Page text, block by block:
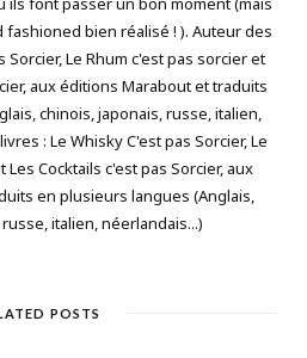
fashioned bien réalisé ! ). Auteur des
Sorcier, Le Rhum c'est pas sorcier et
aux éditions Marabout et traduits
chinois, japonais, russe, italien,
: Le Whisky C'est pas Sorcier, Le
Cocktails c'est pas Sorcier, aux
en plusieurs langues (Anglais,
italien, néerlandais...)
POSTS